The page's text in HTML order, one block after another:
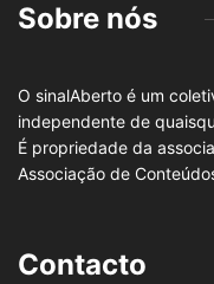
Sobre nós
O sinalAberto é um
independente de
É propriedade da
Associação de
Contacto